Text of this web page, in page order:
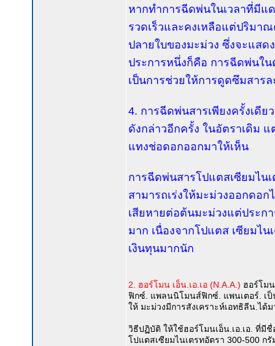
หากทำการฉีดพ่นในเวลาที่มีแ
รวดเร็วและคงเหลือแต่ปริมา
ปลายใบของมะม่วง ซึ่งจะแสด
ประการหนึ่งก็คือ การฉีดพ่นใ
เป็นการช่วยให้การดูดซึมสารล
4. การฉีดพ่นสารเพียงครั้งเดีย
ดังกล่าวอีกครั้ง ในอัตราเดิม
แทงช่อดอกออกมาให้เห็น
การฉีดพ่นสารโปแตสเซียมไน
สามารถเร่งให้มะม่วงออกดอ
เสียหายต่อต้นมะม่วงแต่ประก
มาก เนื่องจากโปแตส เซียมไ
เงินทุนมากนัก
2. ฮอร์โมน เอ็น.เอ.เอ (N.A.A.) ฮอร์โม
ฟิกซ์. แพลนนิโมนส์ฟิกซ์. แพนเตอร์. เ
ให้ มะม่วงมีการสังเคราะห์เอทธิลีน.ได้
วิธีปฏิบัติ ให้ใช้ฮอร์โมนเอ็น.เอ.เอ. ที่
โปแตสเซียมไนเตรทอัตรา 300-500 ก